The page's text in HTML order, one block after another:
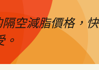
空減脂價格，